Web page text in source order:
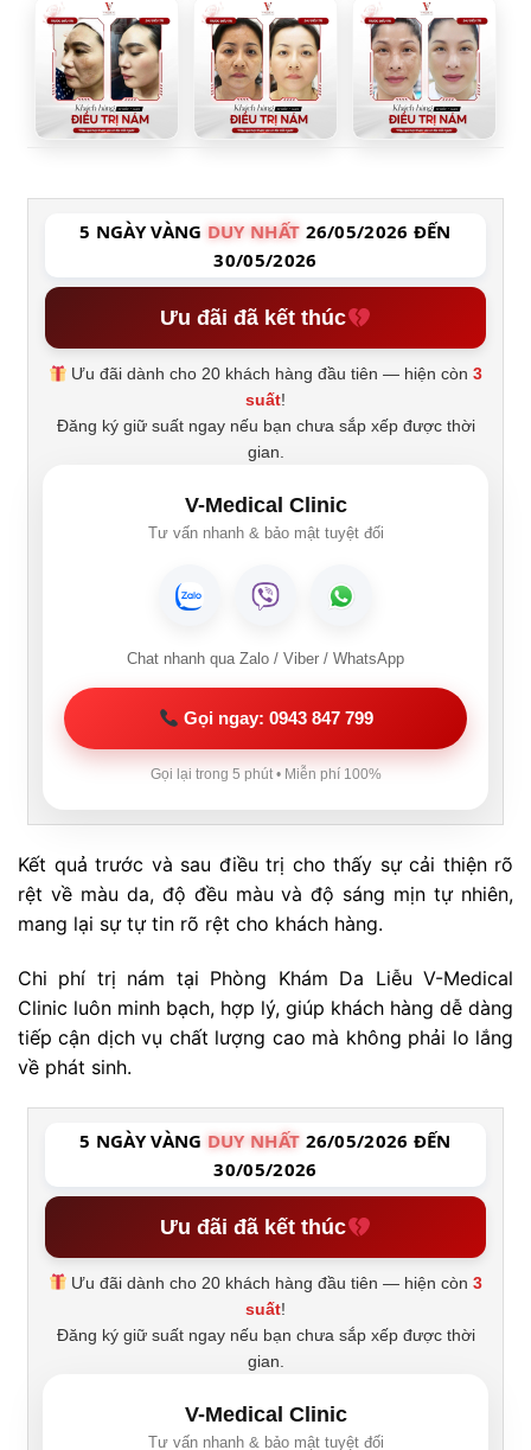
5 NGÀY VÀNG DUY NHẤT 26/05/2026 ĐẾN
30/05/2026
Ưu đãi đã kết thúc
Ưu đãi dành cho 20 khách hàng đầu tiên — hiện còn3
suất!
Đăng ký giữ suất ngay nếu bạn chưa sắp xếp được thời
gian.
V-Medical Clinic
Tư vấn nhanh & bảo mật tuyệt đối
Chat nhanh qua Zalo / Viber / WhatsApp
Gọi ngay: 0943 847 799
Gọi lại trong 5 phút • Miễn phí 100%
Kết quả trước và sau điều trị cho thấy sự cải thiện rõ
rệt về màu da, độ đều màu và độ sáng mịn tự nhiên,
mang lại sự tự tin rõ rệt cho khách hàng.
Chi phí trị nám tại Phòng Khám Da Liễu V-Medical
Clinic luôn minh bạch, hợp lý, giúp khách hàng dễ dàng
tiếp cận dịch vụ chất lượng cao mà không phải lo lắng
về phát sinh.
5 NGÀY VÀNG DUY NHẤT 26/05/2026 ĐẾN
30/05/2026
Ưu đãi đã kết thúc
Ưu đãi dành cho 20 khách hàng đầu tiên — hiện còn3
suất!
Đăng ký giữ suất ngay nếu bạn chưa sắp xếp được thời
gian.
V-Medical Clinic
Tư vấn nhanh & bảo mật tuyệt đối